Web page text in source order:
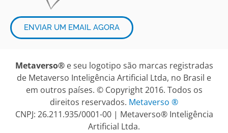
ENVIAR UM EMAIL AGORA
Metaverso®e seu logotipo são marcas registradas
de Metaverso Inteligência Artificial Ltda, no Brasil e
em outros países. © Copyright 2016. Todos os
direitos reservados. Metaverso ®
CNPJ: 26.211.935/0001-00 | Metaverso® Inteligência
Artificial Ltda.